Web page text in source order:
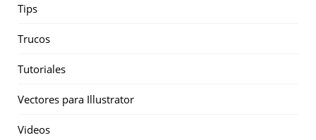
Tips
Trucos
Tutoriales
Vectores para Illustrator
Videos